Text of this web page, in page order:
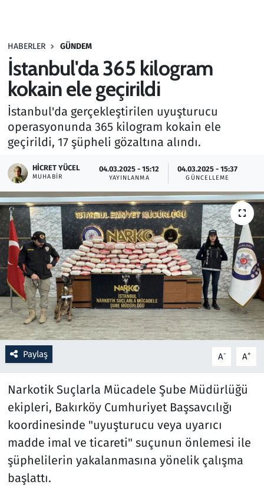
HABERLER GÜNDEM
İstanbul'da 365 kilogram
kokain ele geçirildi
İstanbul'da gerçekleştirilen uyuşturucu
operasyonunda 365 kilogram kokain ele
geçirildi, 17 şüpheli gözaltına alındı.
HICRET YÜCEL
MUHABIR
04.03.2025 - 15:12
YAYINLANMA
04.03.2025 - 15:37
GÜNCELLEME
Paylaş A- A+
Narkotik Suçlarla Mücadele Şube Müdürlüğü
ekipleri, Bakırköy Cumhuriyet Başsavcılığı
koordinesinde "uyuşturucu veya uyarıcı
madde imal ve ticareti" suçunun önlemesi ile
şüphelilerin yakalanmasına yönelik çalışma
başlattı.
Haber
Kültür Sanat
Kurumsal Haberler
Lezzet Durağı
Memur ve Kamu
Otomobil
Oyun
Ramazan
Resmi İlanlar
Rüya Tabirleri
Sağlık
Savunma Sanayi
Seçim 2023
Spor
Teknoloji ve Bilim